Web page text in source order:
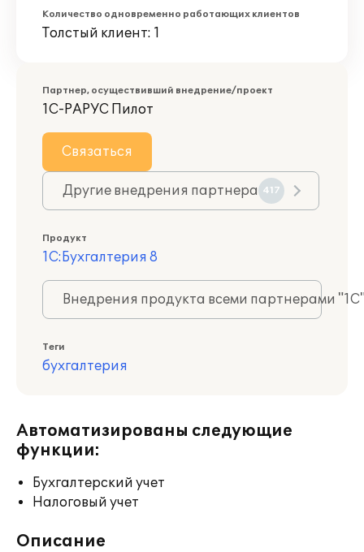
Количество одновременно работающих клиентов
Толстый клиент: 1
Партнер, осуществивший внедрение/проект
1С-РАРУС Пилот
Связаться
Другие внедрения партнера 417
Продукт
1С:Бухгалтерия 8
Внедрения продукта всеми партнерами
Теги
бухгалтерия
Автоматизированы следующие
функции:
Бухгалтерский учет
Налоговый учет
Описание